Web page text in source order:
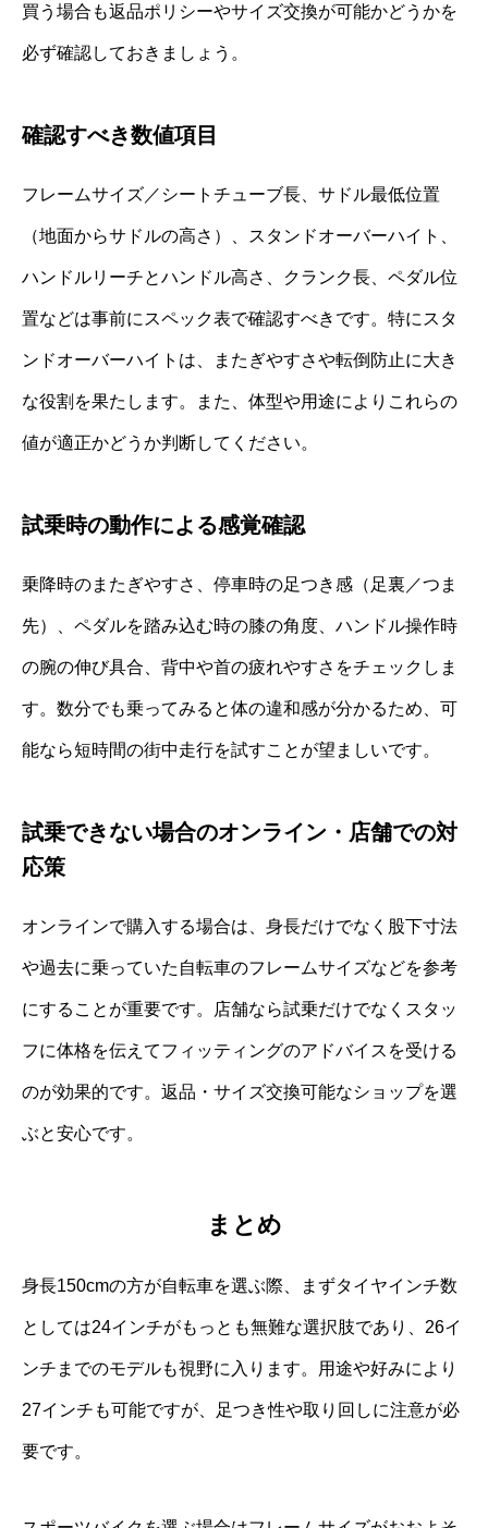
買う場合も返品ポリシーやサイズ交換が可能かどうかを
必ず確認しておきましょう。
確認すべき数値項目
フレームサイズ／シートチューブ長、サドル最低位置
（地面からサドルの高さ）、スタンドオーバーハイト、
ハンドルリーチとハンドル高さ、クランク長、ペダル位
置などは事前にスペック表で確認すべきです。特にスタ
ンドオーバーハイトは、またぎやすさや転倒防止に大き
な役割を果たします。また、体型や用途によりこれらの
値が適正かどうか判断してください。
試乗時の動作による感覚確認
乗降時のまたぎやすさ、停車時の足つき感（足裏／つま
先）、ペダルを踏み込む時の膝の角度、ハンドル操作時
の腕の伸び具合、背中や首の疲れやすさをチェックしま
す。数分でも乗ってみると体の違和感が分かるため、可
能なら短時間の街中走行を試すことが望ましいです。
試乗できない場合のオンライン・店舗での対
応策
オンラインで購入する場合は、身長だけでなく股下寸法
や過去に乗っていた自転車のフレームサイズなどを参考
にすることが重要です。店舗なら試乗だけでなくスタッ
フに体格を伝えてフィッティングのアドバイスを受ける
のが効果的です。返品・サイズ交換可能なショップを選
ぶと安心です。
まとめ
身長150cmの方が自転車を選ぶ際、まずタイヤインチ数
としては24インチがもっとも無難な選択肢であり、26イ
ンチまでのモデルも視野に入ります。用途や好みにより
27インチも可能ですが、足つき性や取り回しに注意が必
要です。